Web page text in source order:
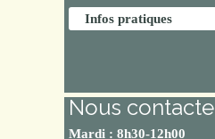
Infos pratiques
Nous
Mardi : 8h30-12h00